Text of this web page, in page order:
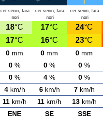
cer senin, fara
nori
cer senin, fara
nori
cer senin, fara
nori
18°C 17°C 24°C
17°C 16°C 23°C
0 mm 0 mm 0 mm
0 % 0 % 0 %
0 % 4 % 0 %
4km/h 6km/h 7km/h
11 km/h 11 km/h 13km/h
ENE SE SSE